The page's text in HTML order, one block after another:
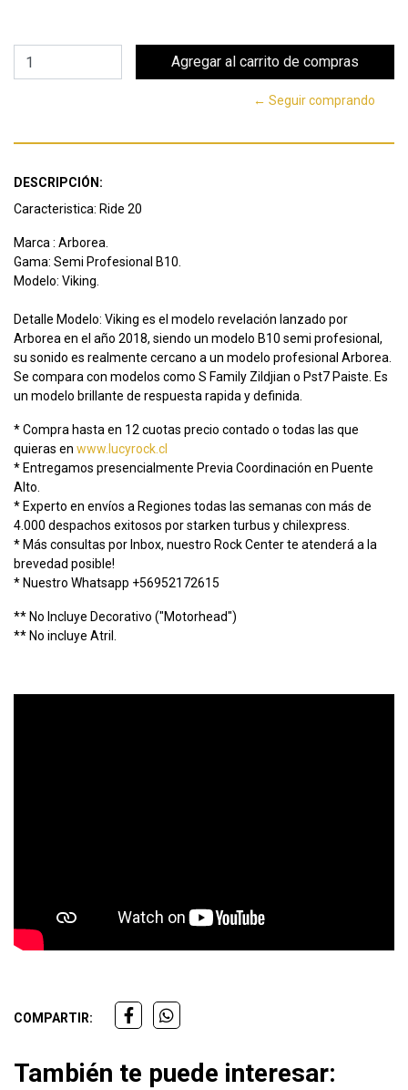
← Seguir comprando
DESCRIPCIÓN:
Caracteristica: Ride 20
Marca : Arborea.
Gama: Semi Profesional B10.
Modelo: Viking.
Detalle Modelo: Viking es el modelo revelación lanzado por
Arborea en el año 2018, siendo un modelo B10 semi profesional,
su sonido es realmente cercano a un modelo profesional Arborea.
Se compara con modelos como S Family Zildjian o Pst7 Paiste. Es
un modelo brillante de respuesta rapida y definida.
* Compra hasta en 12 cuotas precio contado o todas las que
quieras en www.lucyrock.cl
* Entregamos presencialmente Previa Coordinación en Puente
Alto.
* Experto en envíos a Regiones todas las semanas con más de
4.000 despachos exitosos por starken turbus y chilexpress.
* Más consultas por Inbox, nuestro Rock Center te atenderá a la
brevedad posible!
* Nuestro Whatsapp +56952172615
** No Incluye Decorativo ("Motorhead")
** No incluye Atril.
COMPARTIR:
También te puede interesar: